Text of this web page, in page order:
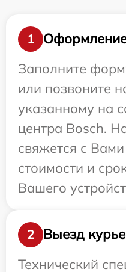
1
Заполните
или позвоните
указанному на
центра Bosch.
свяжется с
стоимости и
Вашего
2
Выезд
Технический